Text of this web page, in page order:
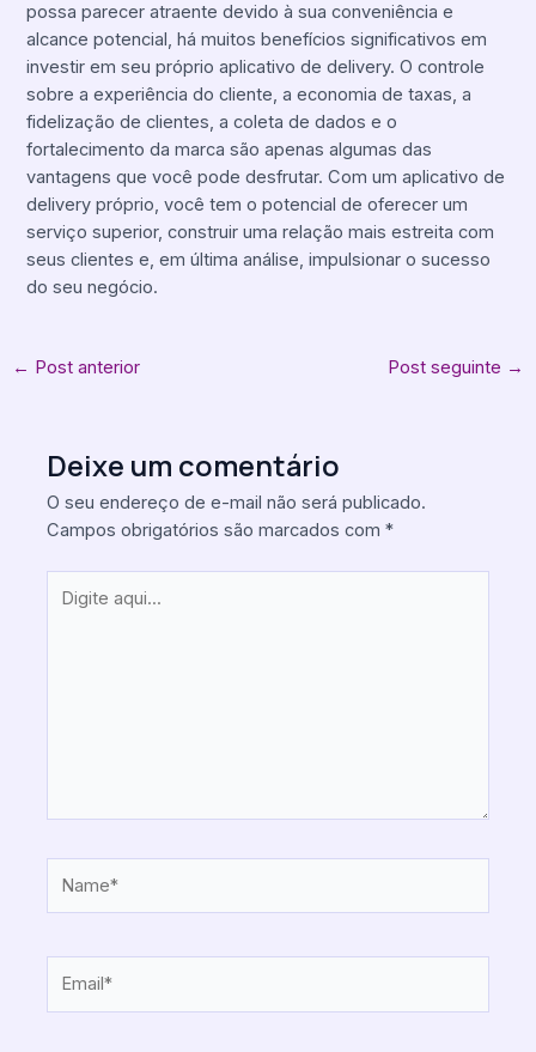
possa parecer atraente devido à sua conveniência e
alcance potencial, há muitos benefícios significativos em
investir em seu próprio aplicativo de delivery. O controle
sobre a experiência do cliente, a economia de taxas, a
fidelização de clientes, a coleta de dados e o
fortalecimento da marca são apenas algumas das
vantagens que você pode desfrutar. Com um aplicativo de
delivery próprio, você tem o potencial de oferecer um
serviço superior, construir uma relação mais estreita com
seus clientes e, em última análise, impulsionar o sucesso
do seu negócio.
← Post anterior Post seguinte →
Deixe um comentário
O seu endereço de e-mail não será publicado.
Campos obrigatórios são marcados com*
aqui...